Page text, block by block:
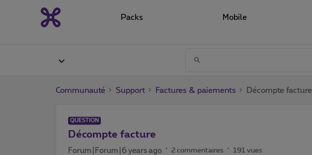
Packs Mobile
Communauté Support Factures & paiements Décompte facture
QUESTION
Décompte facture
Forum|Forum|6 years ago 2 commentaires 191 vues